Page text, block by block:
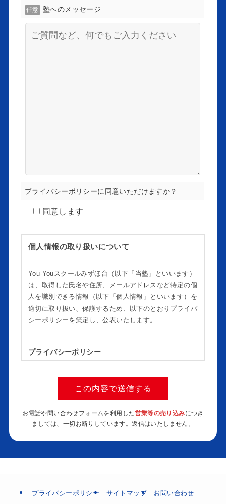
任意 塾へのメッセージ
プライバシーポリシーに同意いただけますか？
同意します
個人情報の取り扱いについて
You-Youスクールみずほ台（以下「当塾」といいます）
は、取得した氏名や住所、メールアドレスなど特定の個
人を識別できる情報（以下「個人情報」といいます）を
適切に取り扱い、保護するため、以下のとおりプライバ
シーポリシーを策定し、公表いたします。
プライバシーポリシー
個人情報を取り扱う当塾業務に鑑み、個人情報保護
に関する法令及びその他の規範、ガイドライン等を
本人の同意を得た上で、適法な手段で取得し、目的
の範囲内において適切に利用します。
適切な措置を講じます。
滅失又は毀損などのリスクに対して、合理的な安全
お電話や問い合わせフォームを利用した営業等の売り込みにつき
ましては、一切お断りしています。返信はいたしません。
プライバシーポリシー サイトマップ お問い合わせ